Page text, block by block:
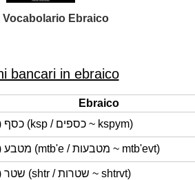
Vocabolario Ebraico
bancari in ebraico
Ebraico
(M) כסף (ksp / כספים ~ kspym)
(M) מטבע (mtb'e / מטבעות ~ mtb'evt)
(M) שטר (shtr / שטרות ~ shtrvt)